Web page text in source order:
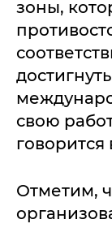
зоны,
свою
Отметим,